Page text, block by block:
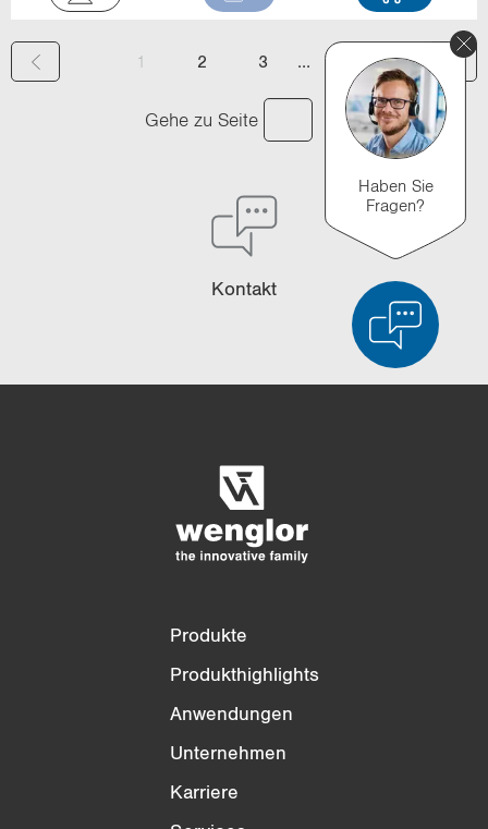
1 2 3 ...
Gehe zu Seite
Kon­takt
Haben Sie
Fragen?
Produkte
Produkthighlights
Anwendungen
Unternehmen
Karriere